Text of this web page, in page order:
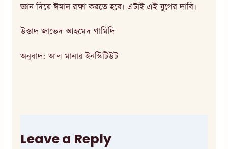
জ্ঞান দিয়ে ঈমান রক্ষা করতে হবে। এটাই এই যুগের দাবি।
উস্তাদ জাভেদ আহমেদ গামিদি
অনুবাদ: আল মানার ইনস্টিটিউট
Leave a Reply